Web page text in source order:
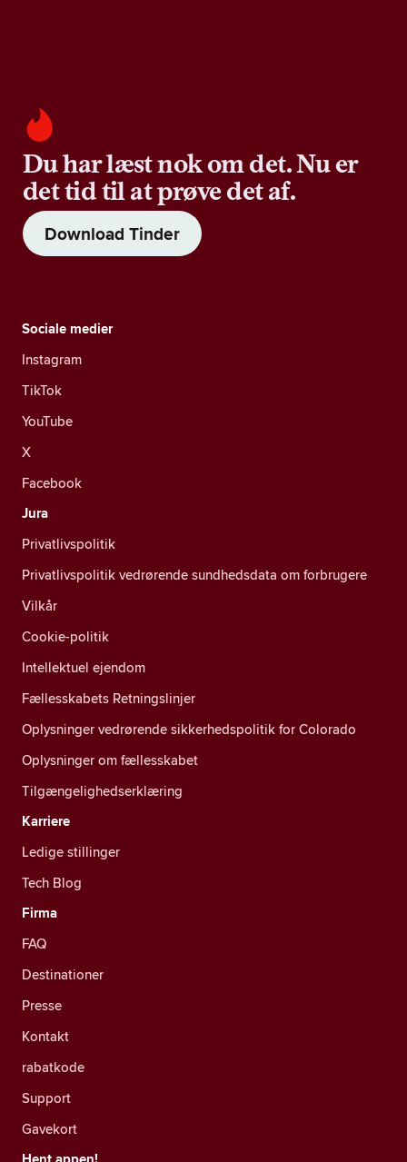
Du har læst nok om det. Nu er
det tid til at prøve det af.
Download Tinder
Sociale medier
Instagram
TikTok
YouTube
X
Facebook
Jura
Privatlivspolitik
Privatlivspolitik vedrørende sundhedsdata om forbrugere
Vilkår
Cookie-politik
Intellektuel ejendom
Fællesskabets Retningslinjer
Oplysninger vedrørende sikkerhedspolitik for Colorado
Oplysninger om fællesskabet
Tilgængelighedserklæring
Karriere
Ledige stillinger
Tech Blog
Firma
FAQ
Destinationer
Presse
Kontakt
rabatkode
Support
Gavekort